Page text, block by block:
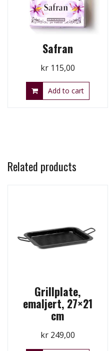
Safran
kr115,00
Add to cart
Related products
Grillplate,
emaljert, 27×21
cm
kr249,00